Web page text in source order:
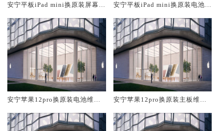
安宁平板iPad mini换原装屏幕服
安宁平板iPad mini换原装电池维
安宁苹果12pro换原装电池维修
安宁苹果12pro换原装主板维修